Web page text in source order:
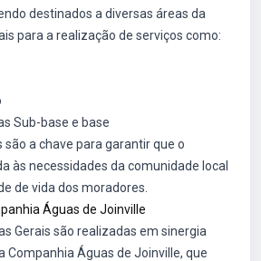
destinados a diversas áreas da
para a realização de serviços como:
Sub-base e base
são a chave para garantir que o
às necessidades da comunidade local
de vida dos moradores.
Águas de Joinville
Gerais são realizadas em sinergia
Companhia Águas de Joinville, que